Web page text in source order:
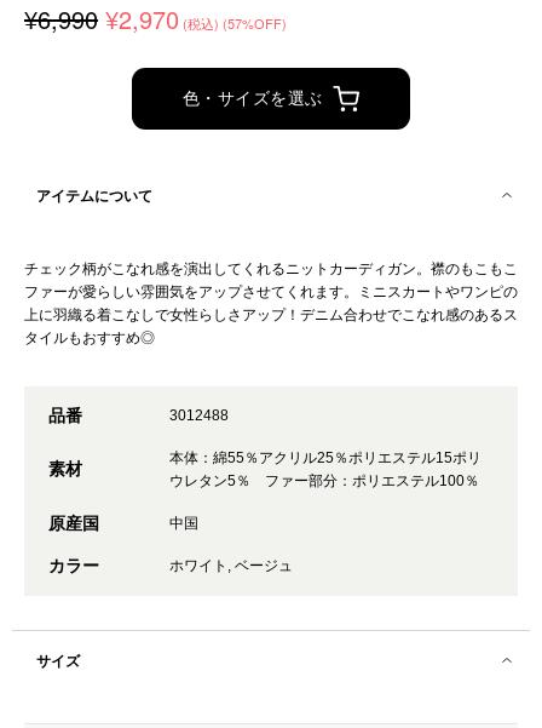
¥6,990 ¥2,970 (税込) (57%OFF)
色・サイズを選ぶ
アイテムについて
チェック柄がこなれ感を演出してくれるニットカーディガン。襟のもこもこ
ファーが愛らしい雰囲気をアップさせてくれます。ミニスカートやワンピの
上に羽織る着こなしで女性らしさアップ！デニム合わせでこなれ感のあるス
タイルもおすすめ◎
品番 3012488
素材
本体：綿55％アクリル25％ポリエステル15ポリ
ウレタン5％ ファー部分：ポリエステル100％
原産国 中国
カラー ホワイト, ベージュ
サイズ